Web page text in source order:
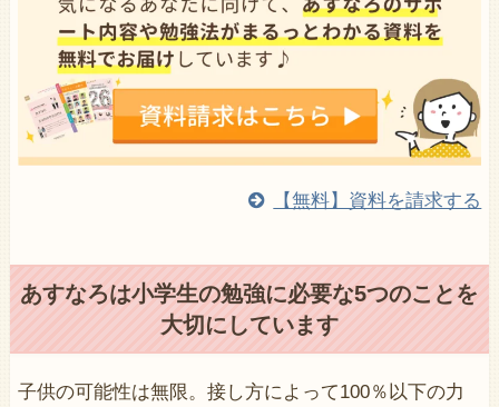
【無料】資料を請求する
あすなろは小学生の勉強に必要な5つのことを
大切にしています
子供の可能性は無限。接し方によって100％以下の力